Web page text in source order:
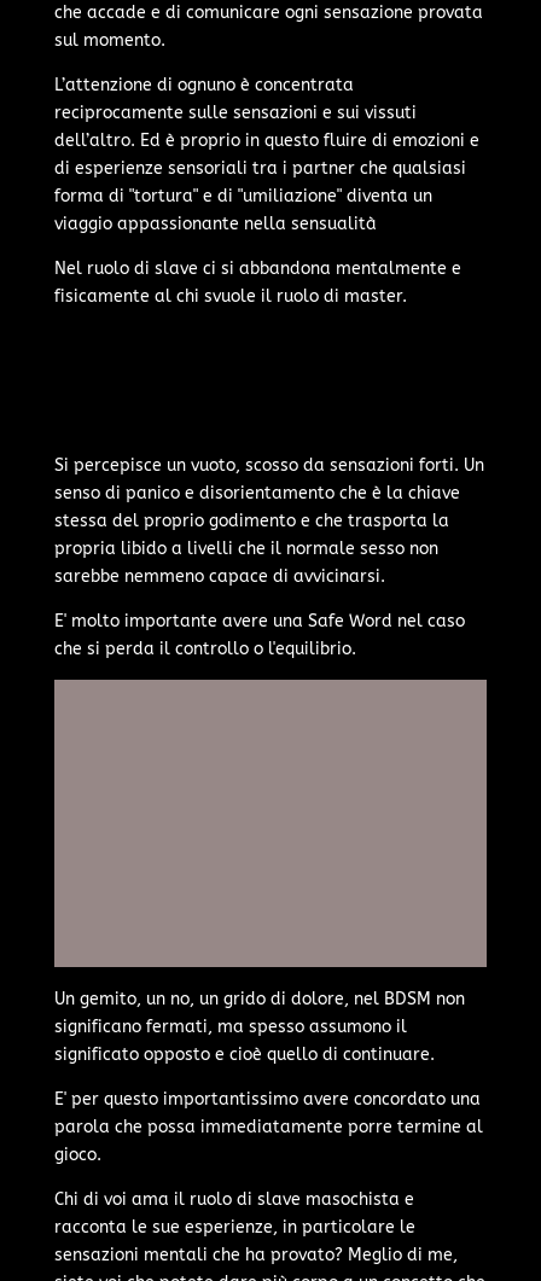
che accade e di comunicare ogni sensazione provata
sul momento.
L’attenzione di ognuno è concentrata
reciprocamente sulle sensazioni e sui vissuti
dell’altro. Ed è proprio in questo fluire di emozioni e
di esperienze sensoriali tra i partner che qualsiasi
forma di "tortura" e di "umiliazione" diventa un
viaggio appassionante nella sensualità
Nel ruolo di slave ci si abbandona mentalmente e
fisicamente al chi svuole il ruolo di master.
Si percepisce un vuoto, scosso da sensazioni forti. Un
senso di panico e disorientamento che è la chiave
stessa del proprio godimento e che trasporta la
propria libido a livelli che il normale sesso non
sarebbe nemmeno capace di avvicinarsi.
E' molto importante avere una Safe Word nel caso
che si perda il controllo o l'equilibrio.
Un gemito, un no, un grido di dolore, nel BDSM non
significano fermati, ma spesso assumono il
significato opposto e cioè quello di continuare.
E' per questo importantissimo avere concordato una
parola che possa immediatamente porre termine al
gioco.
Chi di voi ama il ruolo di slave masochista e
racconta le sue esperienze, in particolare le
sensazioni mentali che ha provato? Meglio di me,